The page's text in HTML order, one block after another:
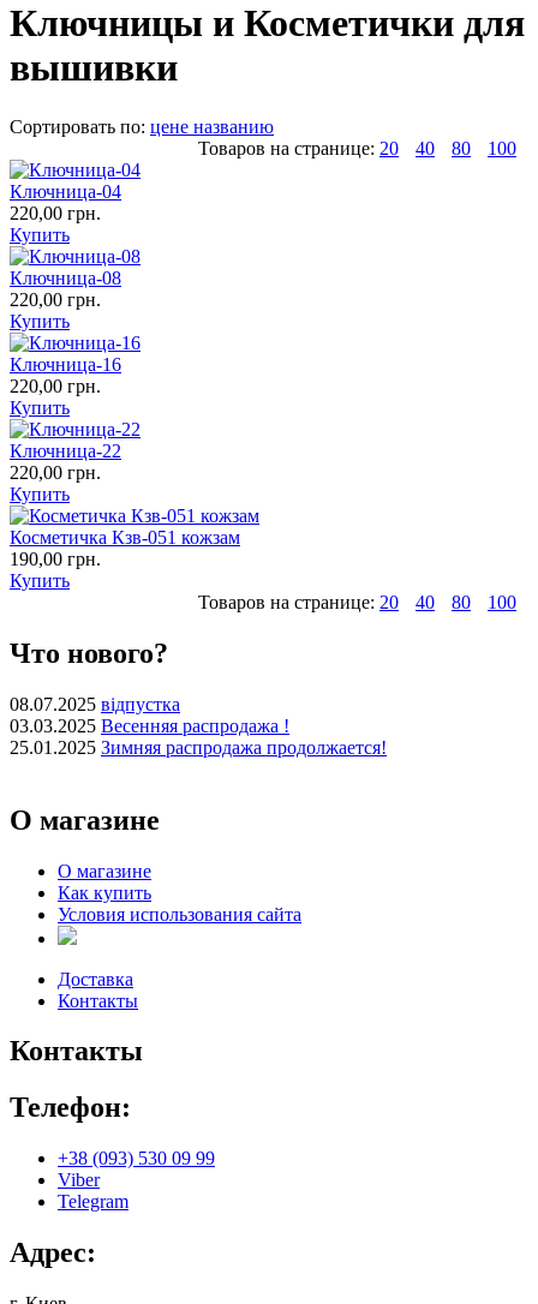
Ключницы и Косметички для
вышивки
Сортировать по: цене названию
Товаров на странице: 20 40 80 100
Ключница-04
220,00 грн.
Купить
Ключница-08
220,00 грн.
Купить
Ключница-16
220,00 грн.
Купить
Ключница-22
220,00 грн.
Купить
Косметичка Кзв-051 кожзам
190,00 грн.
Купить
Товаров на странице: 20 40 80 100
Что нового?
08.07.2025 відпустка
03.03.2025 Весенняя распродажа !
25.01.2025 Зимняя распродажа продолжается!
О магазине
О магазине
Как купить
Условия использования сайта
Доставка
Контакты
Контакты
Телефон:
+38 (093) 530 09 99
Viber
Telegram
Адрес: